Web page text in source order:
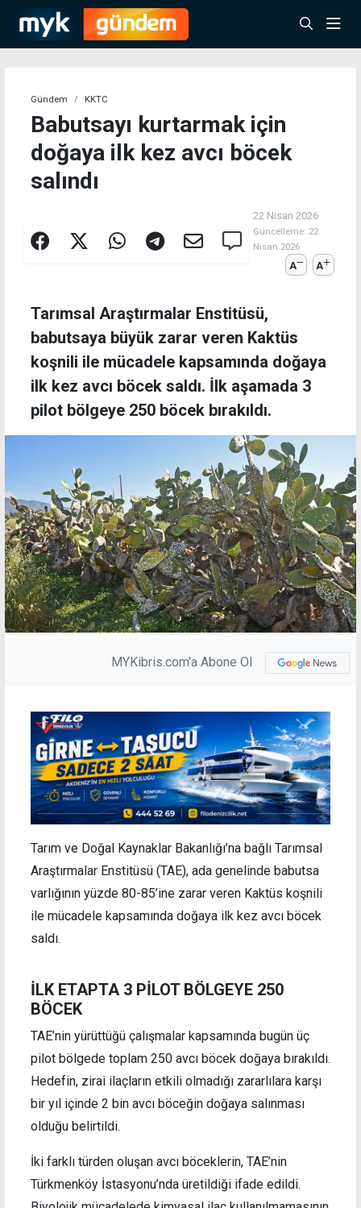
Gündem KKTC
Babutsayı kurtarmak için
doğaya ilk kez avcı böcek
salındı
22 Nisan 2026
Güncelleme: 22
Nisan 2026
A A
Tarımsal Araştırmalar Enstitüsü,
babutsaya büyük zarar veren Kaktüs
koşnili ile mücadele kapsamında doğaya
ilk kez avcı böcek saldı. İlk aşamada 3
pilot bölgeye 250 böcek bırakıldı.
MYKibris.com'a Abone Ol
Tarım ve Doğal Kaynaklar Bakanlığı’na bağlı Tarımsal
Araştırmalar Enstitüsü (TAE), ada genelinde babutsa
varlığının yüzde 80-85’ine zarar veren Kaktüs koşnili
ile mücadele kapsamında doğaya ilk kez avcı böcek
saldı.
İLK ETAPTA 3 PİLOT BÖLGEYE 250
BÖCEK
TAE’nin yürüttüğü çalışmalar kapsamında bugün üç
pilot bölgede toplam 250 avcı böcek doğaya bırakıldı.
Hedefin, zirai ilaçların etkili olmadığı zararlılara karşı
bir yıl içinde 2 bin avcı böceğin doğaya salınması
olduğu belirtildi.
İki farklı türden oluşan avcı böceklerin, TAE’nin
Türkmenköy İstasyonu’nda üretildiği ifade edildi.